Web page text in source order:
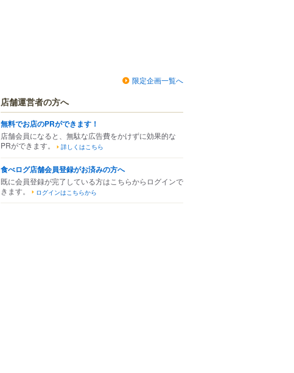
限定企画一覧へ
店舗運営者の方へ
無料でお店のPRができます！
店舗会員になると、無駄な広告費をかけずに効果的な
PRができます。
詳しくはこちら
食べログ店舗会員登録がお済みの方へ
既に会員登録が完了している方はこちらからログインで
きます。
ログインはこちらから